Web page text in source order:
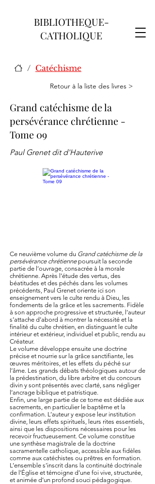
BIBLIOTHEQUE-
CATHOLIQUE
/ Catéchisme
Retour à la liste des livres >
Grand catéchisme de la
persévérance chrétienne -
Tome 09
Paul Grenet dit d'Hauterive
Ce neuvième volume du Grand catéchisme de la
persévérance chrétiennepoursuit la seconde
partie de l’ouvrage, consacrée à la morale
chrétienne. Après l’étude des vertus, des
béatitudes et des péchés dans les volumes
précédents, Paul Grenet oriente ici son
enseignement vers le culte rendu à Dieu, les
fondements de la grâce et les sacrements. Fidèle
à son approche progressive et structurée, l’auteur
s’attache d’abord à montrer la nécessité et la
finalité du culte chrétien, en distinguant le culte
intérieur et extérieur, individuel et public, rendu au
Créateur.
Le volume développe ensuite une doctrine
précise et nourrie sur la grâce sanctifiante, les
œuvres méritoires, et les effets du péché sur
l’âme. Les grands débats théologiques autour de
la prédestination, du libre arbitre et du concours
divin y sont présentés avec clarté, sans négliger
l’ancrage biblique et patristique.
Enfin, une large partie de ce tome est dédiée aux
sacrements, en particulier le baptême et la
confirmation. L’auteur y expose leur institution
divine, leurs effets spirituels, leurs rites essentiels,
ainsi que les dispositions nécessaires pour les
recevoir fructueusement. Ce volume constitue
une synthèse magistrale de la doctrine
sacramentelle catholique, accessible aux fidèles
comme aux catéchistes ou prêtres en formation.
L’ensemble s’inscrit dans la continuité doctrinale
de l’Église et témoigne d’une foi vive, structurée,
et animée d’un profond souci pédagogique.